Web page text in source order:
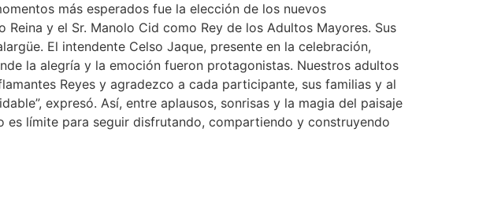
más esperados fue la elección de los nuevos
y el Sr. Manolo Cid como Rey de los Adultos Mayores. Sus
El intendente Celso Jaque, presente en la celebración,
la alegría y la emoción fueron protagonistas. Nuestros adultos
Reyes y agradezco a cada participante, sus familias y al
expresó. Así, entre aplausos, sonrisas y la magia del paisaje
es límite para seguir disfrutando, compartiendo y construyendo